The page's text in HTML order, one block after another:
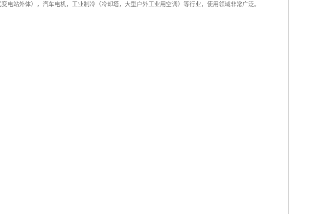
电站外体），汽车电机，工业制冷（冷却塔，大型户外工业用空调）等行业，使用领域非常广泛。